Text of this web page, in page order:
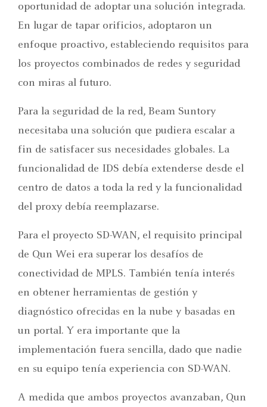
oportunidad de adoptar una solución integrada.
En lugar de tapar orificios, adoptaron un
enfoque proactivo, estableciendo requisitos para
los proyectos combinados de redes y seguridad
con miras al futuro.
Para la seguridad de la red, Beam Suntory
necesitaba una solución que pudiera escalar a
fin de satisfacer sus necesidades globales. La
funcionalidad de IDS debía extenderse desde el
centro de datos a toda la red y la funcionalidad
del proxy debía reemplazarse.
Para el proyecto SD-WAN, el requisito principal
de Qun Wei era superar los desafíos de
conectividad de MPLS. También tenía interés
en obtener herramientas de gestión y
diagnóstico ofrecidas en la nube y basadas en
un portal. Y era importante que la
implementación fuera sencilla, dado que nadie
en su equipo tenía experiencia con SD-WAN.
A medida que ambos proyectos avanzaban, Qun